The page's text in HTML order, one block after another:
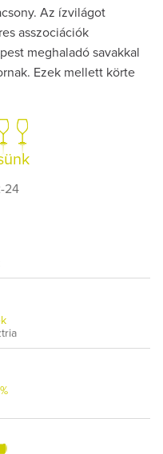
Az ízvilágot
asszociációk
meghaladó savakkal
Ezek mellett körte
24